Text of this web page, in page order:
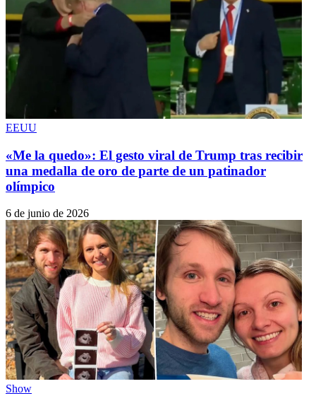
EEUU
«Me la quedo»: El gesto viral de Trump tras recibir
una medalla de oro de parte de un patinador
olímpico
6 de junio de 2026
Show